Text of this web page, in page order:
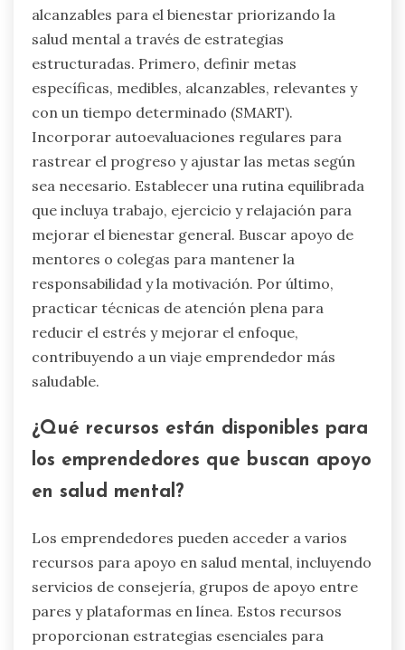
alcanzables para el bienestar priorizando la
salud mental a través de estrategias
estructuradas. Primero, definir metas
específicas, medibles, alcanzables, relevantes y
con un tiempo determinado (SMART).
Incorporar autoevaluaciones regulares para
rastrear el progreso y ajustar las metas según
sea necesario. Establecer una rutina equilibrada
que incluya trabajo, ejercicio y relajación para
mejorar el bienestar general. Buscar apoyo de
mentores o colegas para mantener la
responsabilidad y la motivación. Por último,
practicar técnicas de atención plena para
reducir el estrés y mejorar el enfoque,
contribuyendo a un viaje emprendedor más
saludable.
¿Qué recursos están disponibles para
los emprendedores que buscan apoyo
en salud mental?
Los emprendedores pueden acceder a varios
recursos para apoyo en salud mental, incluyendo
servicios de consejería, grupos de apoyo entre
pares y plataformas en línea. Estos recursos
proporcionan estrategias esenciales para